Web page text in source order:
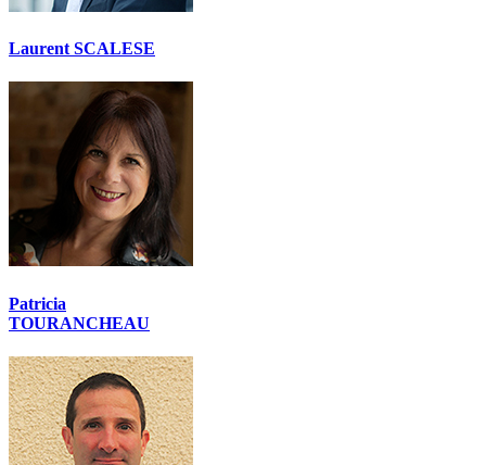
Laurent SCALESE
Patricia
TOURANCHEAU